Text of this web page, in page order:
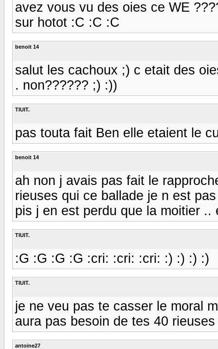
avez vous vu des oies ce WE
sur hotot :C :C :C
benoit 14
salut les cachoux ;) c etait des
. non?????? ;) :))
TIUIT.
pas touta fait Ben elle etaient le
benoit 14
ah non j avais pas fait le
rieuses qui ce ballade je n est
pis j en est perdu que la moitier
TIUIT.
:G :G :G :G :cri: :cri: :cri: :) :) :) :)
TIUIT.
je ne veu pas te casser le moral
aura pas besoin de tes 40
antoine27